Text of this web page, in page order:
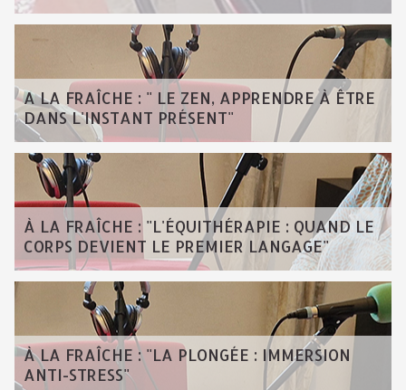
A LA FRAÎCHE : " LE ZEN, APPRENDRE À ÊTRE
DANS L'INSTANT PRÉSENT"
À LA FRAÎCHE : "L'ÉQUITHÉRAPIE : QUAND LE
CORPS DEVIENT LE PREMIER LANGAGE"
À LA FRAÎCHE : "LA PLONGÉE : IMMERSION
ANTI-STRESS"